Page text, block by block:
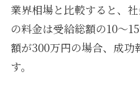
業界相場と比較すると、
の料金は受給総額の10〜
額が300万円の場合、成功
す。